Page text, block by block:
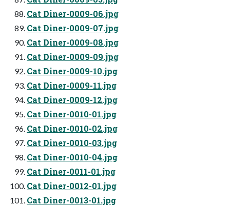
Cat Diner-0009-06.jpg
Cat Diner-0009-07.jpg
Cat Diner-0009-08.jpg
Cat Diner-0009-09.jpg
Cat Diner-0009-10.jpg
Cat Diner-0009-11.jpg
Cat Diner-0009-12.jpg
Cat Diner-0010-01.jpg
Cat Diner-0010-02.jpg
Cat Diner-0010-03.jpg
Cat Diner-0010-04.jpg
Cat Diner-0011-01.jpg
Cat Diner-0012-01.jpg
Cat Diner-0013-01.jpg